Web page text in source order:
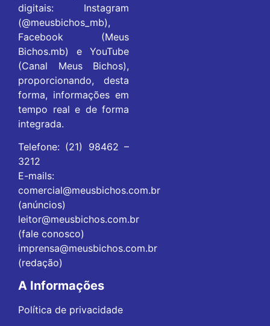
digitais: Instagram
(@meusbichos_mb),
Facebook (Meus
Bichos.mb) e YouTube
(Canal Meus Bichos),
proporcionando, desta
forma, informações em
tempo real e de forma
integrada.
Telefone: (21) 98462 –
3212
E-mails:
comercial@meusbichos.com.br
(anúncios)
leitor@meusbichos.com.br
(fale conosco)
imprensa@meusbichos.com.br
(redação)
A Informações
Política de privacidade